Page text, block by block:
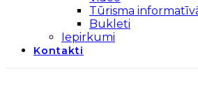
Tūrisma
Bukleti
Iepirkumi
Kontakti